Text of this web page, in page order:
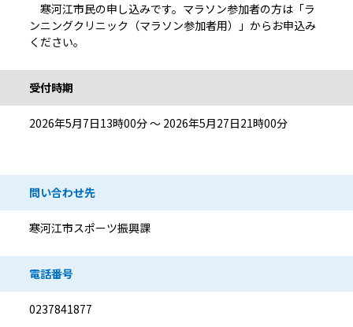
寒河江市民の申し込みです。マラソン参加者の方は「ラ
ンニングクリニック（マラソン参加者用）」からお申込み
ください。
受付時期
2026年5月7日13時00分 ～ 2026年5月27日21時00分
問い合わせ先
寒河江市スポーツ振興課
電話番号
0237841877